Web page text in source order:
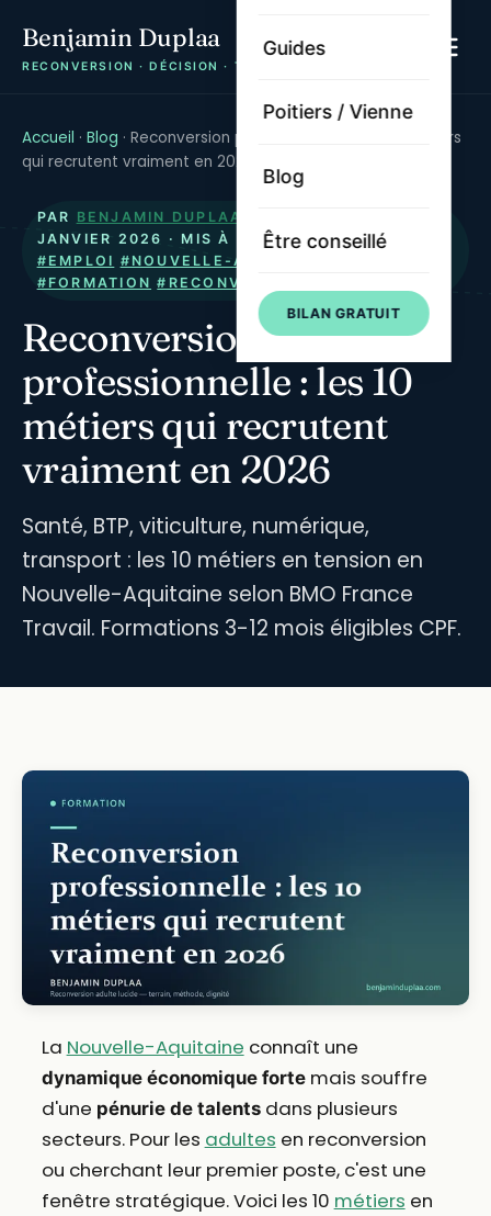
Benjamin Duplaa
RECONVERSION · DÉCISION · TRAJECTOIRE
Guides
Poitiers / Vienne
Blog
Être conseillé
BILAN GRATUIT
Accueil · Blog · Reconversion professionnelle : les 10 métiers
qui recrutent vraiment en 2026
PAR BENJAMIN DUPLAA
JANVIER 2026 · MIS À JOUR LE22 MAI 2026
#EMPLOI #NOUVELLE-AQUITAINE
#FORMATION #RECONVERSION
Reconversion
professionnelle : les 10
métiers qui recrutent
vraiment en 2026
Santé, BTP, viticulture, numérique,
transport : les 10 métiers en tension en
Nouvelle-Aquitaine selon BMO France
Travail. Formations 3-12 mois éligibles CPF.
La Nouvelle-Aquitaine connaît une
dynamique économique fortemais souffre
d'une pénurie de talentsdans plusieurs
secteurs. Pour les adultes en reconversion
ou cherchant leur premier poste, c'est une
fenêtre stratégique. Voici les 10 métiers en